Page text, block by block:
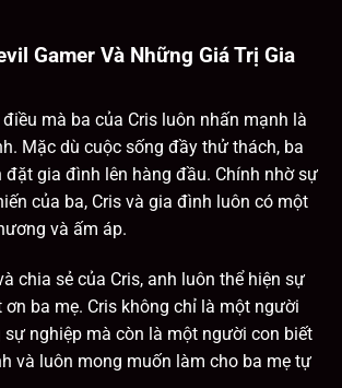
Gamer Và Những Giá Trị Gia
mà ba của Cris luôn nhấn mạnh là
Mặc dù cuộc sống đầy thử thách, ba
đặt gia đình lên hàng đầu. Chính nhờ sự
của ba, Cris và gia đình luôn có một
và ấm áp.
chia sẻ của Cris, anh luôn thể hiện sự
ơn ba mẹ. Cris không chỉ là một người
nghiệp mà còn là một người con biết
và luôn mong muốn làm cho ba mẹ tự